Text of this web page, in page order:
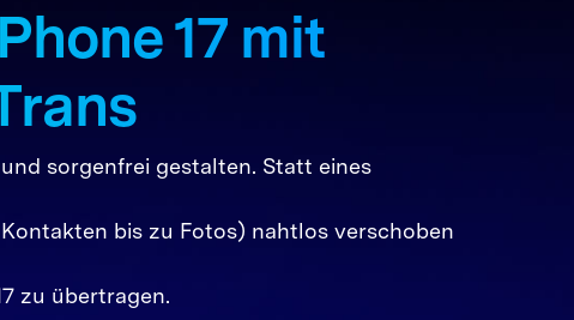
Ultradünnes Profil
Rahmen und Rückseite aus
17 mit
sorgenfrei gestalten. Statt eines
bis zu Fotos) nahtlos verschoben
zu übertragen.